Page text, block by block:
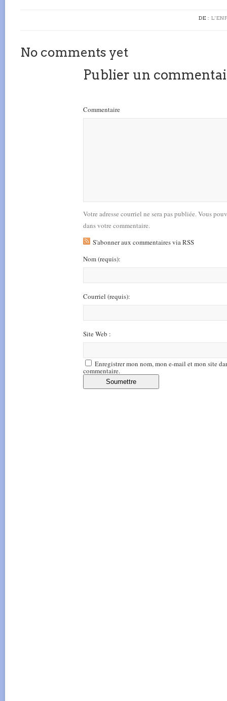
DE :
No comments yet
Publier un
Commentaire
Votre adresse courriel ne sera pas publiée. Vous
dans votre commentaire.
S'abonner aux commentaires via RSS
Nom(requis):
Courriel (requis):
Site Web :
Enregistrer mon nom, mon e-mail et mon site
commentaire.